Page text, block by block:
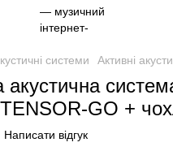
системи Активні
акустична
GO +
Написати відгук